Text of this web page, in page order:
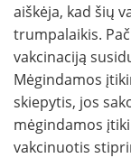
aiškėja, kad šių
trumpalaikis.
vakcinaciją
Mėgindamos
skiepytis, jos
mėgindamos
vakcinuotis